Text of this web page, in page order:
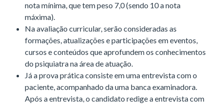
nota mínima, que tem peso 7,0 (sendo 10 a nota
máxima).
Na avaliação curricular, serão consideradas as
formações, atualizações e participações em eventos,
cursos e conteúdos que aprofundem os conhecimentos
do psiquiatra na área de atuação.
Já a prova prática consiste em uma entrevista com o
paciente, acompanhado da uma banca examinadora.
Após a entrevista, o candidato redige a entrevista com